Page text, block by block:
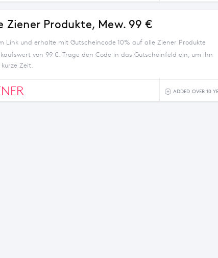
Ziener Produkte, Mew. 99 €
Link und erhalte mit Gutscheincode 10% auf alle Ziener Produkte
von 99 €. Trage den Code in das Gutscheinfeld ein, um ihn
Zeit.
ADDED OVER 10